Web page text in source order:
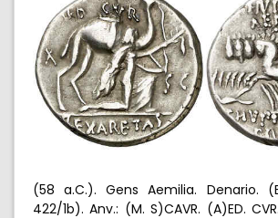
(58 a.C.). Gens Aemilia. Denario.
422/1b). Anv.: (M. S)CAVR. (A)ED.